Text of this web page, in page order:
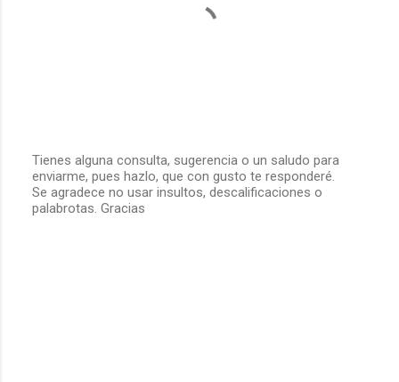
P
u
b
Tienes alguna consulta, sugerencia o un saludo para
enviarme, pues hazlo, que con gusto te responderé.
Se agradece no usar insultos, descalificaciones o
palabrotas. Gracias